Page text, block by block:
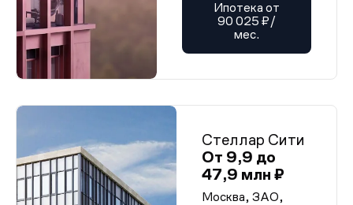
Ипотека от
90 025 ₽/
мес.
Стеллар Сити
От 9,9 до
47,9 млн ₽
Москва, ЗАО,